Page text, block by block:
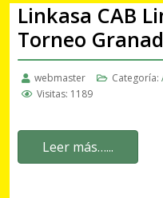
Linkasa CAB
Torneo
webmaster Categoría:
Visitas: 1189
Leer más…...